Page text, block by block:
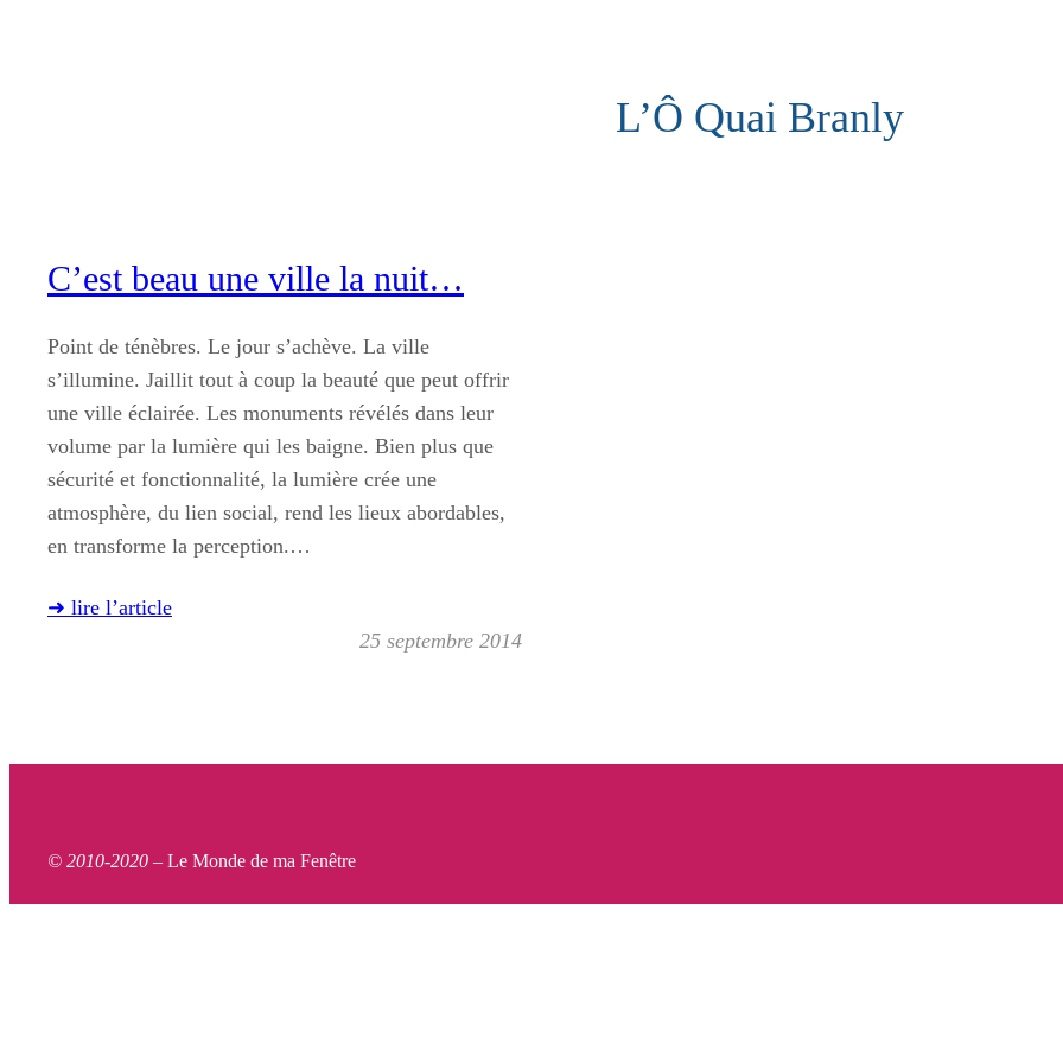
L’Ô Quai Branly
C’est beau une ville la nuit…
Point de ténèbres. Le jour s’achève. La ville
s’illumine. Jaillit tout à coup la beauté que peut offrir
une ville éclairée. Les monuments révélés dans leur
volume par la lumière qui les baigne. Bien plus que
sécurité et fonctionnalité, la lumière crée une
atmosphère, du lien social, rend les lieux abordables,
en transforme la perception.…
➜ lire l’article
25 septembre 2014
© 2010-2020 – Le Monde de ma Fenêtre